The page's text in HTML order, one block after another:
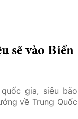
sẽ vào Biển
gia, siêu bão
về Trung Quốc